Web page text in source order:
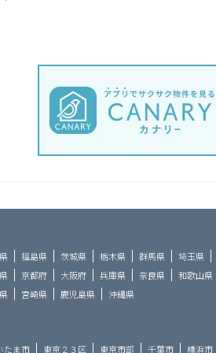
福島県 茨城県 栃木県 群馬県 埼玉県
京都府 大阪府 兵庫県 奈良県 和歌山県
宮崎県 鹿児島県 沖縄県
たま市 東京２３区 東京市部 千葉市 横浜市